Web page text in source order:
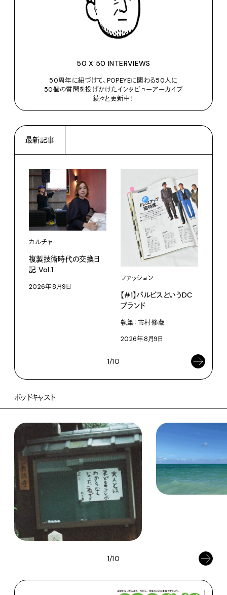
50 X 50 INTERVIEWS
50周年に紐づけて、POPEYEに関わる50人に
50個の質問を投げかけたインタビューアーカイブ
続々と更新中！
最新記事
カルチャー
複製技術時代の交換日
記 Vol.1
2026年8月9日
ファッション
【#1】パルビスというDC
ブランド
執筆：市村修蔵
2026年8月9日
1/10
ポッドキャスト
1/10